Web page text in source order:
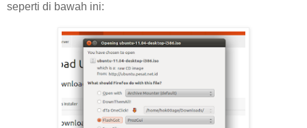
seperti di bawah ini: